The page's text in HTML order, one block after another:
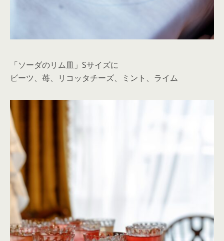
「ソーダのリム皿」Sサイズに
ビーツ、苺、リコッタチーズ、ミント、ライム